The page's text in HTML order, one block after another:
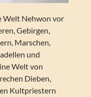
Welt Nehwon vor
Gebirgen,
Marschen,
und
Welt von
Dieben,
Kultpriestern